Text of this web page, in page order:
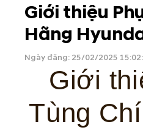
Giới thiệu
Hãng
Ngày đăng: 25/02/2025
Giới
Tùng